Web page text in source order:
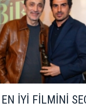
İYİ FİLMİNİ